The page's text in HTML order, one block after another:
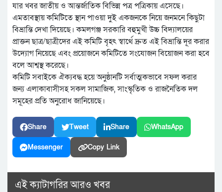
যার খবর জাতীয় ও আন্তর্জাতিক বিভিন্ন পত্র পত্রিকায় এসেছে।
এমতাবস্থায় কমিটিতে স্থান পাওয়া দুই একজনকে নিয়ে জনমনে কিছুটা
বিভ্রান্তি দেখা দিয়েছে। কমলগঞ্জ সরকারি বহুমুখী উচ্চ বিদ্যালয়ের
প্রাক্তন ছাত্র/ছাত্রীদের এই কমিটি বৃহৎ স্বার্থে দ্রুত এই বিভ্রান্তি দূর করার
উদ্যোগ নিয়েছে এবং প্রয়োজনে কমিটিতে সংযোজন বিয়োজন করা হবে
বলে আশ্বস্থ করেছে।
কমিটি সবাইকে ঐক্যবদ্ধ হয়ে অনুষ্ঠানটি সর্বাত্মকভাবে সফল করার
জন্য এলাকাবাসীসহ সকল সামাজিক, সাংস্কৃতিক ও রাজনৈতিক দল
সমূহের প্রতি অনুরোধ জানিয়েছে।
Share Tweet Share WhatsApp
Messenger Copy Link
এই ক্যাটাগরির আরও খবর